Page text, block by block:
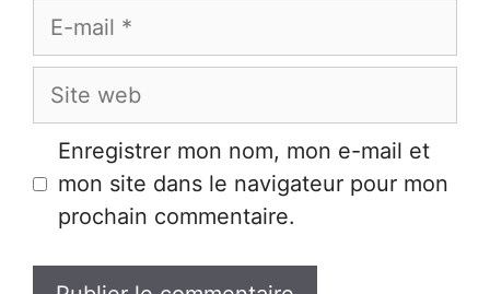
E-
Site
Enregistrer mon nom, mon e-mail et
mon site dans le navigateur pour mon
prochain commentaire.